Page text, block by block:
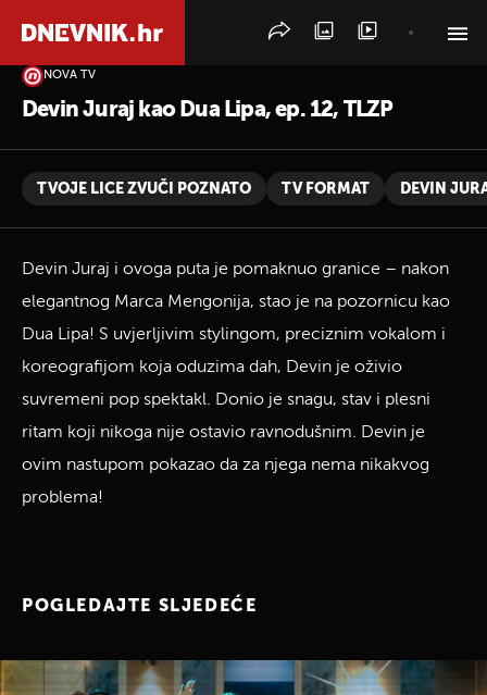
NOVA TV
Devin Juraj kao Dua Lipa, ep. 12, TLZP
TVOJE LICE ZVUČI POZNATO TV FORMAT DEVIN
Devin Juraj i ovoga puta je pomaknuo granice – nakon
elegantnog Marca Mengonija, stao je na pozornicu kao
Dua Lipa! S uvjerljivim stylingom, preciznim vokalom i
koreografijom koja oduzima dah, Devin je oživio
suvremeni pop spektakl. Donio je snagu, stav i plesni
ritam koji nikoga nije ostavio ravnodušnim. Devin je
ovim nastupom pokazao da za njega nema nikakvog
problema!
POGLEDAJTE SLJEDEĆE
PRETRAŽITE VIJESTI